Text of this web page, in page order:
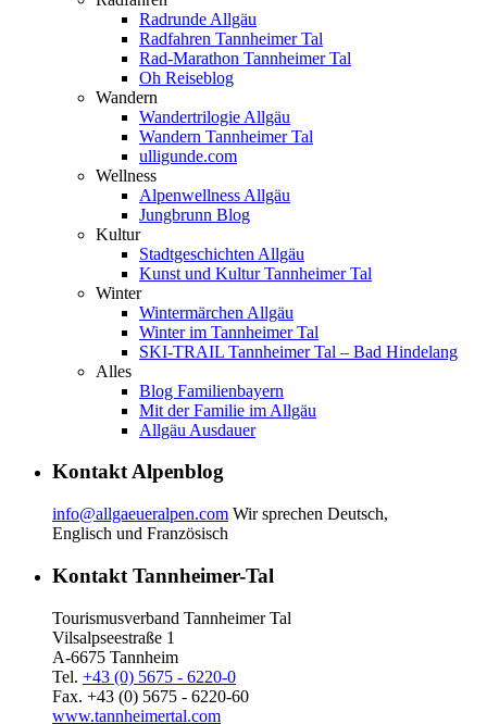
Radrunde Allgäu
Radfahren Tannheimer Tal
Rad-Marathon Tannheimer Tal
Oh Reiseblog
Wandern
Wandertrilogie Allgäu
Wandern Tannheimer Tal
ulligunde.com
Wellness
Alpenwellness Allgäu
Jungbrunn Blog
Kultur
Stadtgeschichten Allgäu
Kunst und Kultur Tannheimer Tal
Winter
Wintermärchen Allgäu
Winter im Tannheimer Tal
SKI-TRAIL Tannheimer Tal – Bad Hindelang
Alles
Blog Familienbayern
Mit der Familie im Allgäu
Allgäu Ausdauer
Kontakt Alpenblog
info@allgaeueralpen.com Wir sprechen Deutsch,
Englisch und Französisch
Kontakt Tannheimer-Tal
Tourismusverband Tannheimer Tal
Vilsalpseestraße 1
A-6675 Tannheim
Tel. +43 (0) 5675 - 6220-0
Fax. +43 (0) 5675 - 6220-60
www.tannheimertal.com